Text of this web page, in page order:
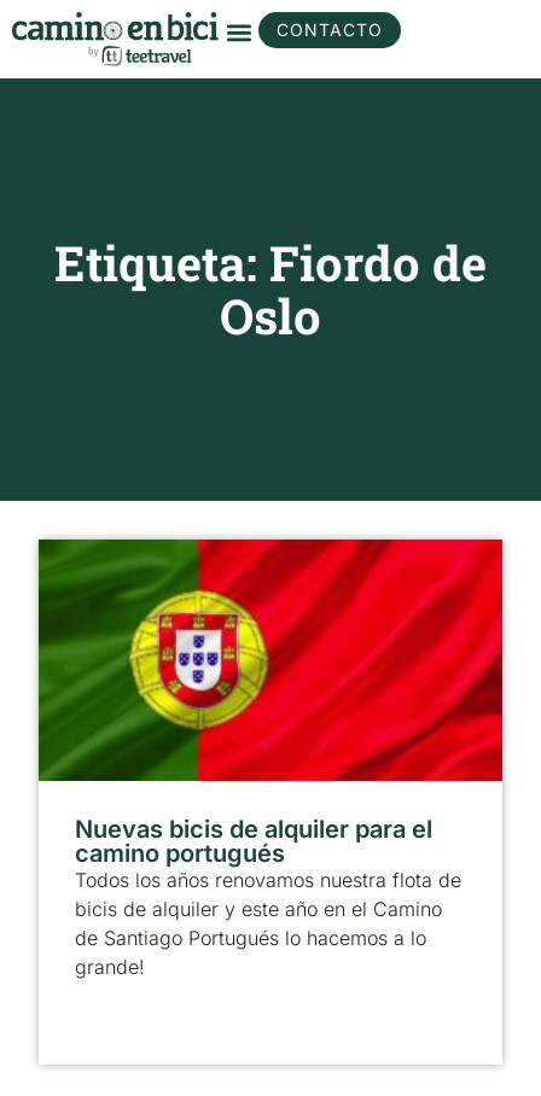
CONTACTO
Etiqueta: Fiordo de
Oslo
Nuevas bicis de alquiler para el
camino portugués
Todos los años renovamos nuestra flota de
bicis de alquiler y este año en el Camino
de Santiago Portugués lo hacemos a lo
grande!